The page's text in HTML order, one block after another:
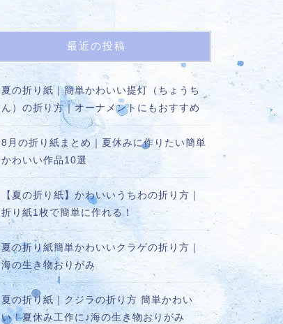
最近の投稿
夏の折り紙｜簡単かわいい提灯（ちょうち
ん）の折り方｜オーナメントにもおすすめ
8月の折り紙まとめ｜夏休みに作りたい簡単
かわいい作品10選
【夏の折り紙】かわいいうちわの折り方｜
折り紙1枚で簡単に作れる！
夏の折り紙簡単かわいいクラゲの折り方｜
海の生き物おりがみ
夏の折り紙｜クジラの折り方 簡単かわい
い！夏休み工作に♪海の生き物おりがみ